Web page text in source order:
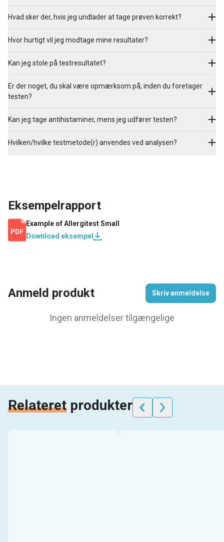
Hvad sker der, hvis jeg undlader at tage prøven korrekt?
Hvor hurtigt vil jeg modtage mine resultater?
Kan jeg stole på testresultatet?
Er der noget, du skal være opmærksom på, inden du foretager
testen?
Kan jeg tage antihistaminer, mens jeg udfører testen?
Hvilken/hvilke testmetode(r) anvendes ved analysen?
Eksempelrapport
Example ofAllergitest Small
Download eksempel
Anmeld produkt Skriv anmeldelse
Ingen anmeldelser tilgængelige
Relateret produkter